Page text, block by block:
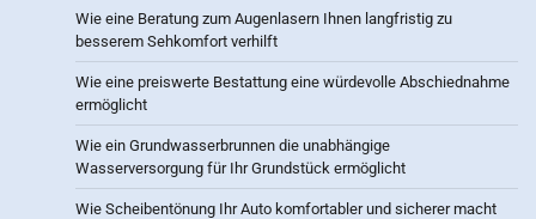
Wie eine Beratung zum Augenlasern Ihnen langfristig zu
besserem Sehkomfort verhilft
Wie eine preiswerte Bestattung eine würdevolle Abschiednahme
ermöglicht
Wie ein Grundwasserbrunnen die unabhängige
Wasserversorgung für Ihr Grundstück ermöglicht
Wie Scheibentönung Ihr Auto komfortabler und sicherer macht